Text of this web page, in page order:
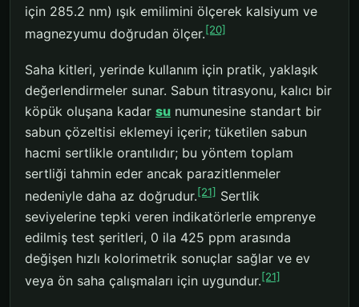
için 285.2 nm) ışık emilimini ölçerek kalsiyum ve
magnezyumu doğrudan ölçer.[20]
Saha kitleri, yerinde kullanım için pratik, yaklaşık
değerlendirmeler sunar. Sabun titrasyonu, kalıcı bir
köpük oluşana kadar su numunesine standart bir
sabun çözeltisi eklemeyi içerir; tüketilen sabun
hacmi sertlikle orantılıdır; bu yöntem toplam
sertliği tahmin eder ancak parazitlenmeler
nedeniyle daha az doğrudur.[21] Sertlik
seviyelerine tepki veren indikatörlerle emprenye
edilmiş test şeritleri, 0 ila 425 ppm arasında
değişen hızlı kolorimetrik sonuçlar sağlar ve ev
veya ön saha çalışmaları için uygundur.[21]